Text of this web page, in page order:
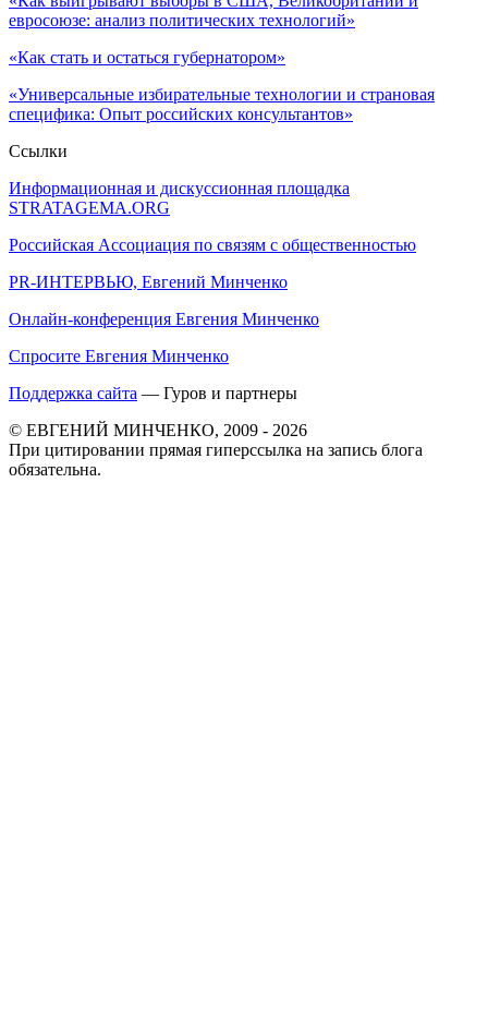
евросоюзе: анализ политических технологий»
«Как стать и остаться губернатором»
«Универсальные избирательные технологии и страновая
специфика: Опыт российских консультантов»
Ссылки
Информационная и дискуссионная площадка
STRATAGEMA.ORG
Российская Ассоциация по связям с общественностью
PR-ИНТЕРВЬЮ, Евгений Минченко
Онлайн-конференция Евгения Минченко
Спросите Евгения Минченко
Поддержка сайта — Гуров и партнеры
© ЕВГЕНИЙ МИНЧЕНКО, 2009 - 2026
При цитировании прямая гиперссылка на запись блога
обязательна.